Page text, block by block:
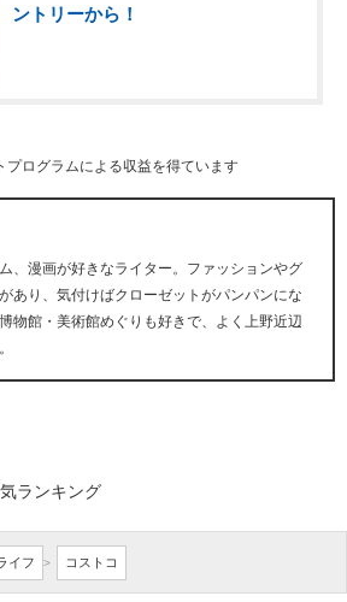
ントリーから！
ログラムによる収益を得ています
、漫画が好きなライター。ファッションやグ
あり、気付けばクローゼットがパンパンにな
物館・美術館めぐりも好きで、よく上野近辺
ランキング
イフ > コストコ